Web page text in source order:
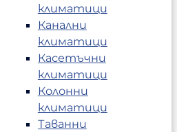
климатици
Канални
климатици
Касетъчни
климатици
Колонни
климатици
Таванни